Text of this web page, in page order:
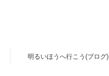
明るいほうへ行こう(ブログ)